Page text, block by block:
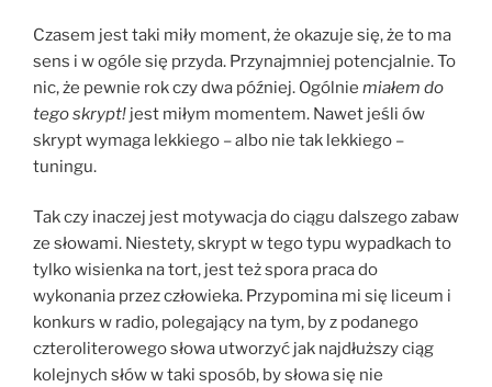
Czasem jest taki miły moment, że okazuje się, że to ma
sens i w ogóle się przyda. Przynajmniej potencjalnie. To
nic, że pewnie rok czy dwa później. Ogólnie miałem do
tego skrypt! jest miłym momentem. Nawet jeśli ów
skrypt wymaga lekkiego – albo nie tak lekkiego –
tuningu.
Tak czy inaczej jest motywacja do ciągu dalszego zabaw
ze słowami. Niestety, skrypt w tego typu wypadkach to
tylko wisienka na tort, jest też spora praca do
wykonania przez człowieka. Przypomina mi się liceum i
konkurs w radio, polegający na tym, by z podanego
czteroliterowego słowa utworzyć jak najdłuższy ciąg
kolejnych słów w taki sposób, by słowa się nie